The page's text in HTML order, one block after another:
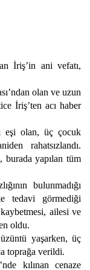
İriş’in ani vefatı,
olan ve uzun
İriş’ten acı haber
eşi olan, üç çocuk
rahatsızlandı.
burada yapılan tüm
bulunmadığı
tedavi görmediği
ailesi ve
oldu.
yaşarken, üç
toprağa verildi.
kılınan cenaze